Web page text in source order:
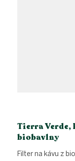
Tierra Verde,
biobavlny
Filter na kávu z